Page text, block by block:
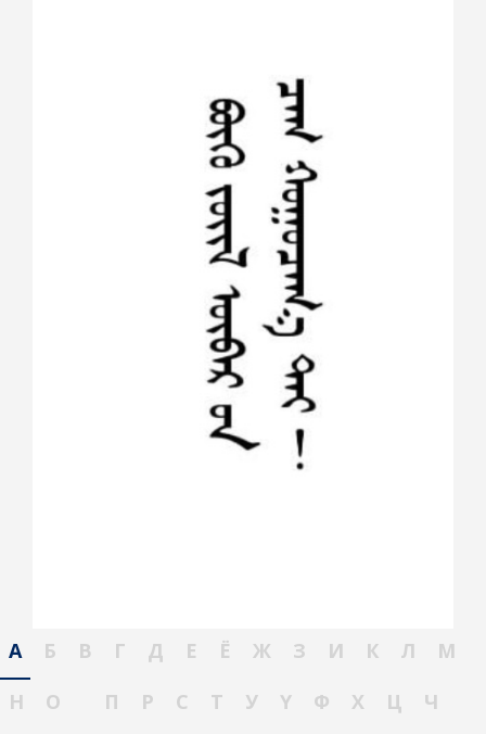
А Б В Г Д Е Ё Ж З И К Л
М
Н
О П Р С Т У Ү Ф Х Ц
Ч